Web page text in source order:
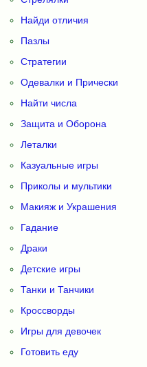
Найди отличия
Пазлы
Стратегии
Одевалки и Прически
Найти числа
Защита и Оборона
Леталки
Казуальные игры
Приколы и мультики
Макияж и Украшения
Гадание
Драки
Детские игры
Танки и Танчики
Кроссворды
Игры для девочек
Готовить еду